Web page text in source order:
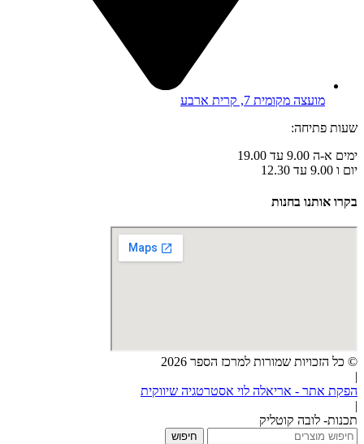
מועצה מקומית 7, קרית ארבע
שעות פתיחה:
ימים א-ה 9.00 עד 19.00
יום ו 9.00 עד 12.30
בקרו אותנו בחנות
© כל הזכויות שמורות למרכז הספר 2026
|
הפקת אתר - אריאלה לוי אסטרטגיה שיווקית
|
תכנות- לובה קוטליק
חיפוש